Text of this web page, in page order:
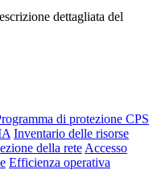
dettagliata del
di protezione CPS
Inventario delle risorse
della rete Accesso
Efficienza operativa